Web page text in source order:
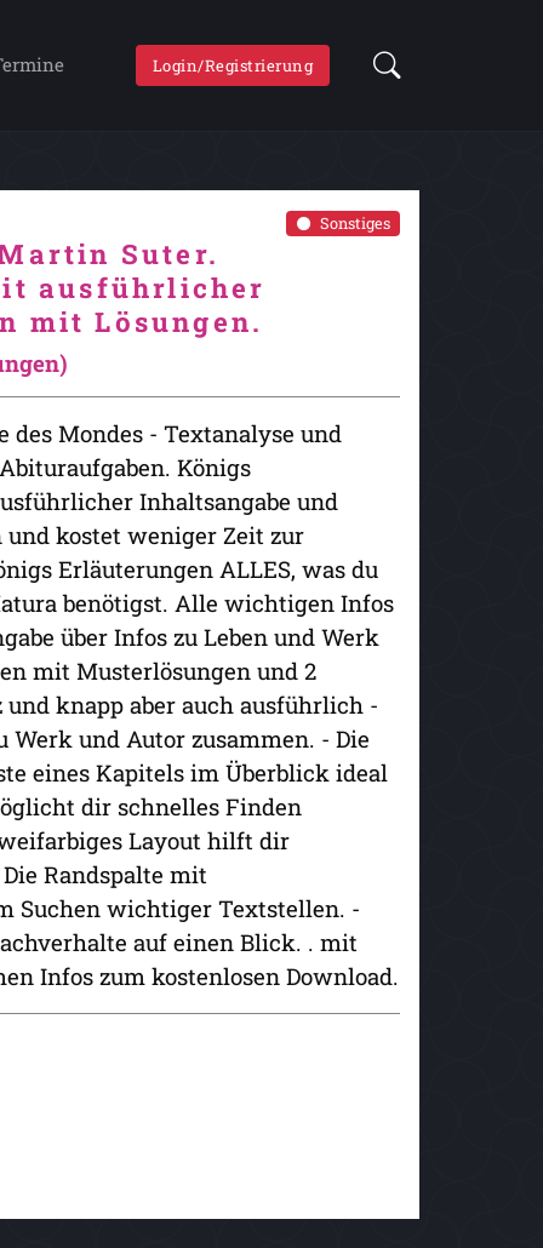
Login/Registrierung
Sonstiges
Suter.
ausführlicher
mit Lösungen.
Mondes - Textanalyse und
Königs
Inhaltsangabe und
und kostet weniger Zeit zur
Erläuterungen ALLES, was du
benötigst. Alle wichtigen Infos
über Infos zu Leben und Werk
mit Musterlösungen und 2
knapp aber auch ausführlich -
und Autor zusammen. - Die
eines Kapitels im Überblick ideal
dir schnelles Finden
Layout hilft dir
Randspalte mit
Suchen wichtiger Textstellen. -
auf einen Blick. . mit
Infos zum kostenlosen Download.